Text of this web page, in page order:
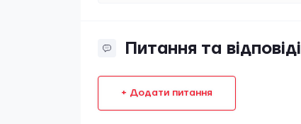
Питання та відповіді
+ Додати питання